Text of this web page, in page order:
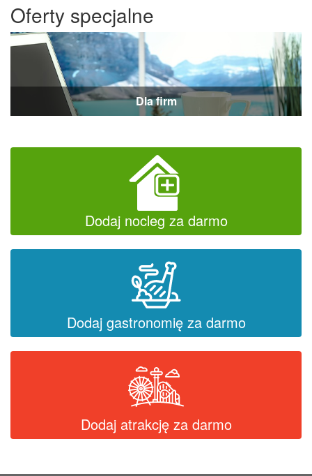
Oferty specjalne
Dla firm
Dodaj nocleg za darmo
Dodaj gastronomię za darmo
Dodaj atrakcję za darmo